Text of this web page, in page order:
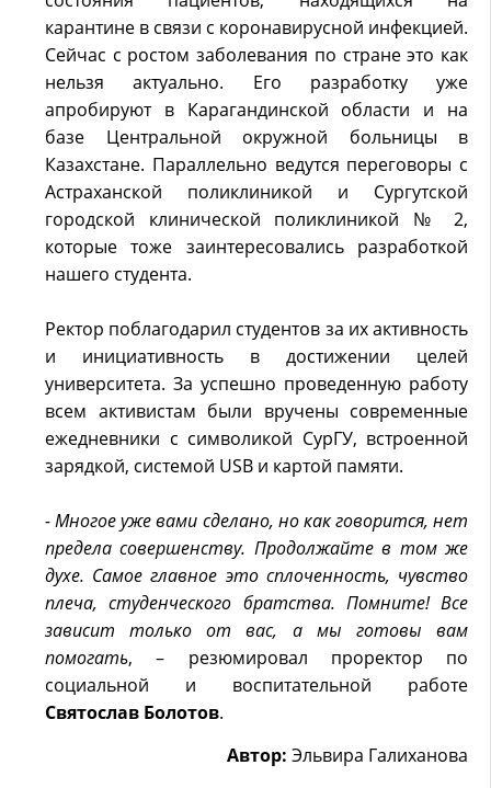
карантине в связи с коронавирусной инфекцией.
Сейчас с ростом заболевания по стране это как
нельзя актуально. Его разработку уже
апробируют в Карагандинской области и на
базе Центральной окружной больницы в
Казахстане. Параллельно ведутся переговоры с
Астраханской поликлиникой и Сургутской
городской клинической поликлиникой № 2,
которые тоже заинтересовались разработкой
нашего студента.
Ректор поблагодарил студентов за их активность
и инициативность в достижении целей
университета. За успешно проведенную работу
всем активистам были вручены современные
ежедневники с символикой СурГУ, встроенной
зарядкой, системой USB и картой памяти.
- Многое уже вами сделано, но как говорится, нет
предела совершенству. Продолжайте в том же
духе. Самое главное это сплоченность, чувство
плеча, студенческого братства. Помните! Все
зависит только от вас, а мы готовы вам
помогать, – резюмировал проректор по
социальной и воспитательной работе
Святослав Болотов.
Автор: Эльвира Галиханова